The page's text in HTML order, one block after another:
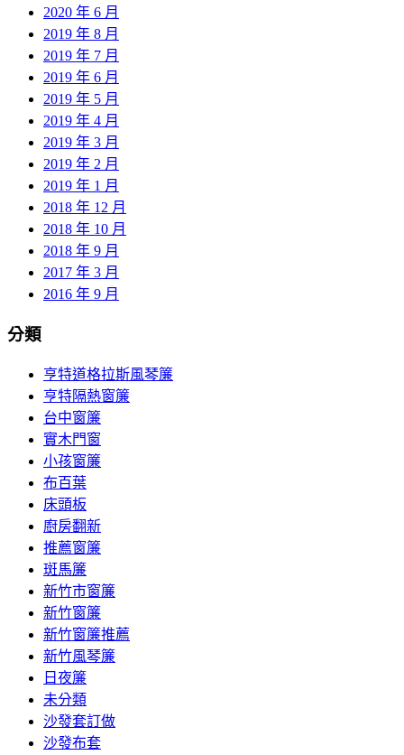
2020 年 6 月
2019 年 8 月
2019 年 7 月
2019 年 6 月
2019 年 5 月
2019 年 4 月
2019 年 3 月
2019 年 2 月
2019 年 1 月
2018 年 12 月
2018 年 10 月
2018 年 9 月
2017 年 3 月
2016 年 9 月
分類
亨特道格拉斯風琴簾
亨特隔熱窗簾
台中窗簾
實木門窗
小孩窗簾
布百葉
床頭板
廚房翻新
推薦窗簾
斑馬簾
新竹市窗簾
新竹窗簾
新竹窗簾推薦
新竹風琴簾
日夜簾
未分類
沙發套訂做
沙發布套